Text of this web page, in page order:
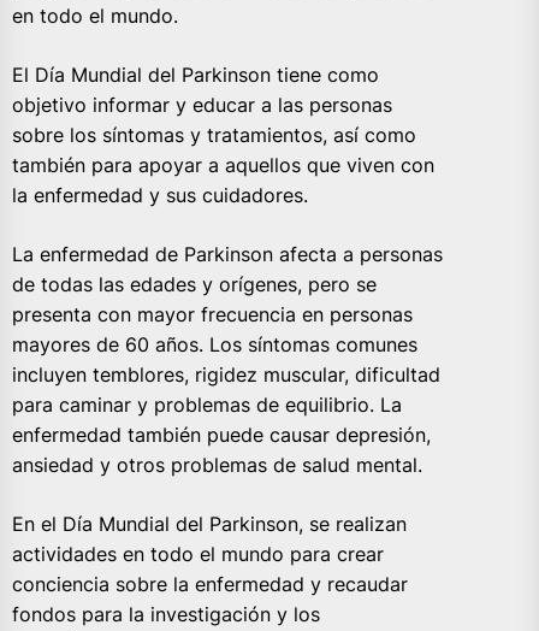
en todo el mundo.
El Día Mundial del Parkinson tiene como
objetivo informar y educar a las personas
sobre los síntomas y tratamientos, así como
también para apoyar a aquellos que viven con
la enfermedad y sus cuidadores.
La enfermedad de Parkinson afecta a personas
de todas las edades y orígenes, pero se
presenta con mayor frecuencia en personas
mayores de 60 años. Los síntomas comunes
incluyen temblores, rigidez muscular, dificultad
para caminar y problemas de equilibrio. La
enfermedad también puede causar depresión,
ansiedad y otros problemas de salud mental.
En el Día Mundial del Parkinson, se realizan
actividades en todo el mundo para crear
conciencia sobre la enfermedad y recaudar
fondos para la investigación y los